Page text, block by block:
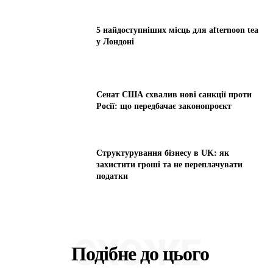
5 найдоступніших місць для afternoon tea
у Лондоні
Сенат США схвалив нові санкції проти
Росії: що передбачає законопроєкт
Структурування бізнесу в UK: як
захистити гроші та не переплачувати
податки
Подібне до цього
СХОЖЕ